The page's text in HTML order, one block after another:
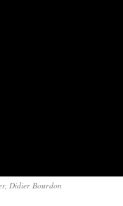
Didier Bourdon